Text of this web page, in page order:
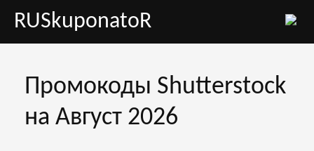
RUSkuponatoR
Промокоды Shutterstock
на Август 2026